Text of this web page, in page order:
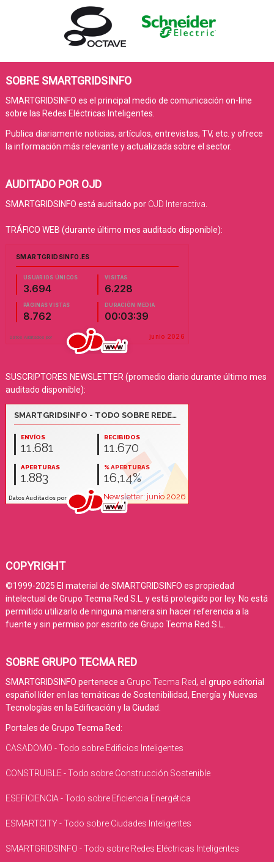
SOBRE SMARTGRIDSINFO
SMARTGRIDSINFO es el principal medio de comunicación on-line
sobre las Redes Eléctricas Inteligentes.
Publica diariamente noticias, artículos, entrevistas, TV, etc. y ofrece
la información más relevante y actualizada sobre el sector.
AUDITADO POR OJD
SMARTGRIDSINFO está auditado por OJD Interactiva
TRÁFICO WEB (durante último mes auditado disponible):
SUSCRIPTORES NEWSLETTER (promedio diario durante último mes
auditado disponible):
COPYRIGHT
©1999-2025 El material de SMARTGRIDSINFO es propiedad
intelectual de Grupo Tecma Red S.L. y está protegido por ley. No está
permitido utilizarlo de ninguna manera sin hacer referencia a la
fuente y sin permiso por escrito de Grupo Tecma Red S.L.
SOBRE GRUPO TECMA RED
SMARTGRIDSINFO pertenece a Grupo Tecma Red, el grupo editorial
español líder en las temáticas de Sostenibilidad, Energía y Nuevas
Tecnologías en la Edificación y la Ciudad.
Portales de Grupo Tecma Red:
CASADOMO - Todo sobre Edificios Inteligentes
CONSTRUIBLE - Todo sobre Construcción Sostenible
ESEFICIENCIA - Todo sobre Eficiencia Energética
ESMARTCITY - Todo sobre Ciudades Inteligentes
SMARTGRIDSINFO - Todo sobre Redes Eléctricas Inteligentes